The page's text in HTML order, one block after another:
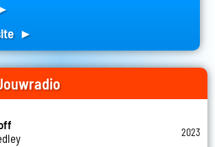
►
2023